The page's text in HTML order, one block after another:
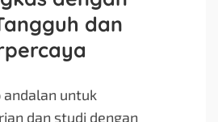
dan
untuk
dan studi dengan